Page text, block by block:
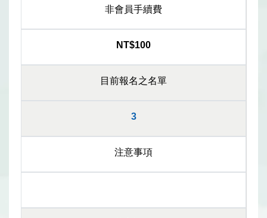
非會員手續費
NT$100
目前報名之名單
3
注意事項